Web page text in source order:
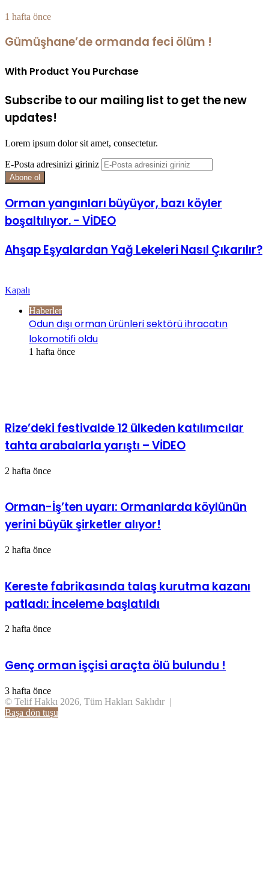
1 hafta önce
Gümüşhane’de ormanda feci ölüm !
With Product You Purchase
Subscribe to our mailing list to get the new
updates!
Lorem ipsum dolor sit amet, consectetur.
E-Posta adresinizi giriniz
Orman yangınları büyüyor, bazı köyler
boşaltılıyor. - VİDEO
Ahşap Eşyalardan Yağ Lekeleri Nasıl Çıkarılır?
Kapalı
Haberler
Odun dışı orman ürünleri sektörü ihracatın
lokomotifi oldu
1 hafta önce
Rize’deki festivalde 12 ülkeden katılımcılar
tahta arabalarla yarıştı – VİDEO
2 hafta önce
Orman-İş’ten uyarı: Ormanlarda köylünün
yerini büyük şirketler alıyor!
2 hafta önce
Kereste fabrikasında talaş kurutma kazanı
patladı: İnceleme başlatıldı
2 hafta önce
Genç orman işçisi araçta ölü bulundu !
3 hafta önce
© Telif Hakkı 2026, Tüm Hakları Saklıdır |
Başa dön tuşu